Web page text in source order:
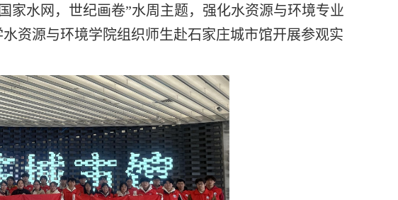
家水网，世纪画卷”水周主题，强化水资源与环境专业
资源与环境学院组织师生赴石家庄城市馆开展参观实